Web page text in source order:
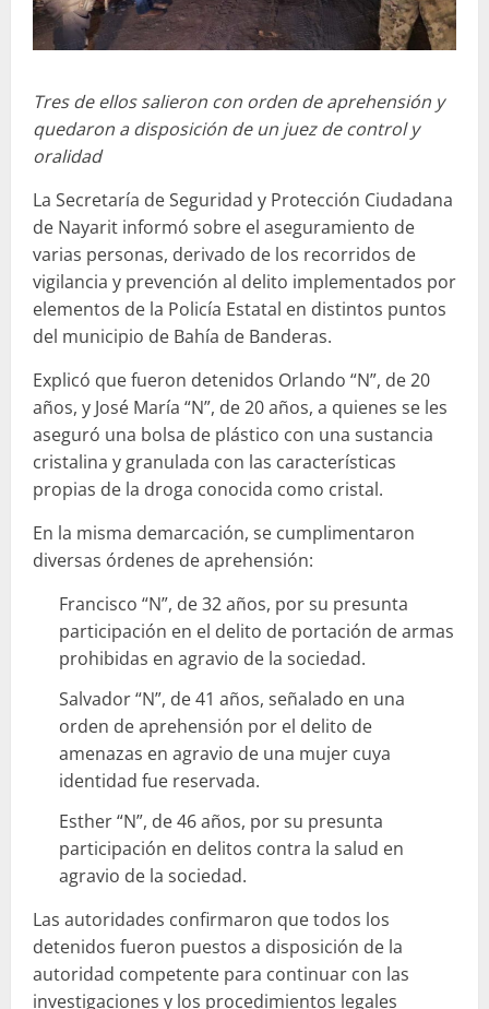
Tres de ellos salieron con orden de aprehensión y
quedaron a disposición de un juez de control y
oralidad
La Secretaría de Seguridad y Protección Ciudadana
de Nayarit informó sobre el aseguramiento de
varias personas, derivado de los recorridos de
vigilancia y prevención al delito implementados por
elementos de la Policía Estatal en distintos puntos
del municipio de Bahía de Banderas.
Explicó que fueron detenidos Orlando “N”, de 20
años, y José María “N”, de 20 años, a quienes se les
aseguró una bolsa de plástico con una sustancia
cristalina y granulada con las características
propias de la droga conocida como cristal.
En la misma demarcación, se cumplimentaron
diversas órdenes de aprehensión:
Francisco “N”, de 32 años, por su presunta
participación en el delito de portación de armas
prohibidas en agravio de la sociedad.
Salvador “N”, de 41 años, señalado en una
orden de aprehensión por el delito de
amenazas en agravio de una mujer cuya
identidad fue reservada.
Esther “N”, de 46 años, por su presunta
participación en delitos contra la salud en
agravio de la sociedad.
Las autoridades confirmaron que todos los
detenidos fueron puestos a disposición de la
autoridad competente para continuar con las
investigaciones y los procedimientos legales